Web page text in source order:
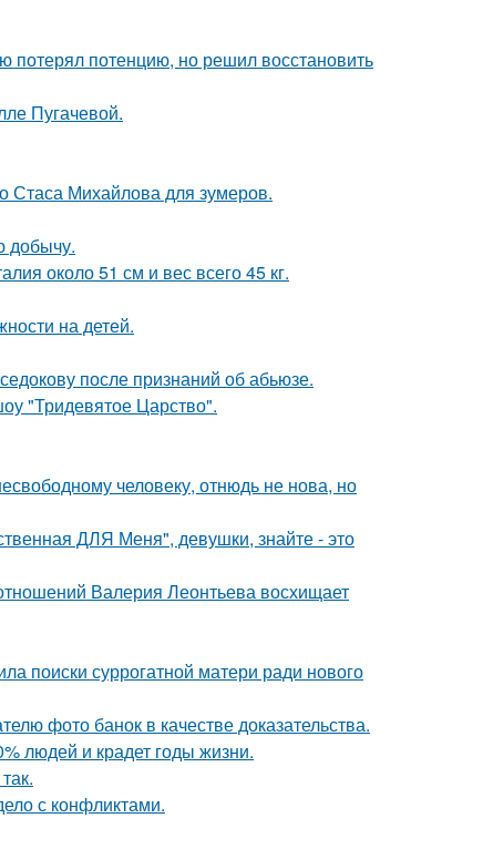
потерял потенцию, но решил восстановить
Пугачевой.
Стаса Михайлова для зумеров.
добычу.
около 51 см и вес всего 45 кг.
на детей.
после признаний об абьюзе.
"Тридевятое Царство".
человеку, отнюдь не нова, но
ДЛЯ Меня", девушки, знайте - это
Валерия Леонтьева восхищает
поиски суррогатной матери ради нового
фото банок в качестве доказательства.
людей и крадет годы жизни.
с конфликтами.